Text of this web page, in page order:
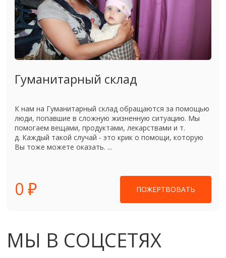
Гуманитарный склад
К нам на Гуманитарный склад обращаются за помощью
люди, попавшие в сложную жизненную ситуацию. Мы
помогаем вещами, продуктами, лекарствами и т.
д. Каждый такой случай - это крик о помощи, которую
Вы тоже можете оказать. ...
0 ₽ ПОЖЕРТВОВАТЬ
МЫ В СОЦСЕТЯХ